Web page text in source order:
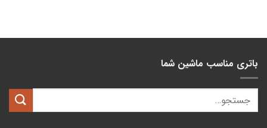
باتری مناسب ماشین شما